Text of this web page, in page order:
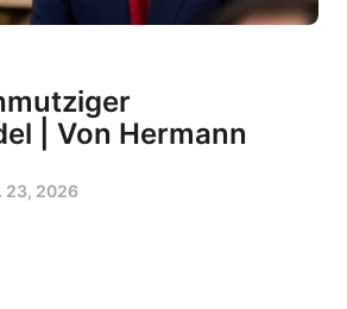
| Von Hermann
23, 2026